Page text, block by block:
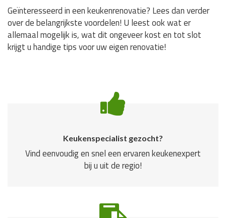
Geïnteresseerd in een keukenrenovatie? Lees dan verder
over de belangrijkste voordelen! U leest ook wat er
allemaal mogelijk is, wat dit ongeveer kost en tot slot
krijgt u handige tips voor uw eigen renovatie!
Keukenspecialist gezocht?
Vind eenvoudig en snel een ervaren keukenexpert
bij u uit de regio!